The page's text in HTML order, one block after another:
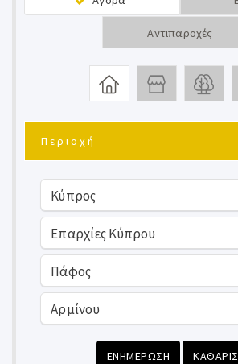
Αντιπαροχές
Περιοχή
ΕΝΗΜΕΡΩΣΗ